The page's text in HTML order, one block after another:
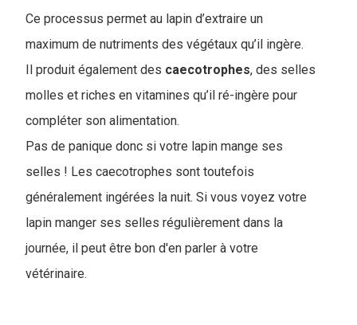
Ce processus permet au lapin d’extraire un
maximum de nutriments des végétaux qu’il ingère.
Il produit également des caecotrophes, des selles
molles et riches en vitamines qu’il ré-ingère pour
compléter son alimentation.
Pas de panique donc si votre lapin mange ses
selles ! Les caecotrophes sont toutefois
généralement ingérées la nuit. Si vous voyez votre
lapin manger ses selles régulièrement dans la
journée, il peut être bon d'en parler à votre
vétérinaire.